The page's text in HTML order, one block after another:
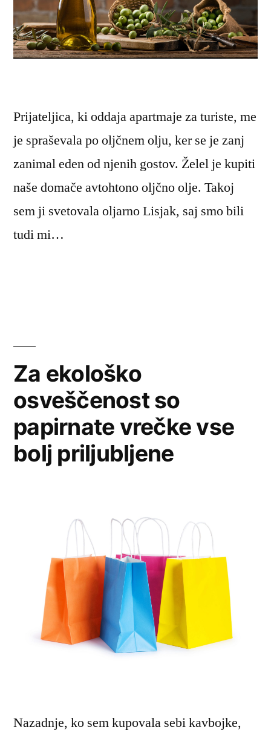
Prijateljica, ki oddaja apartmaje za turiste, me
je spraševala po oljčnem olju, ker se je zanj
zanimal eden od njenih gostov. Želel je kupiti
naše domače avtohtono oljčno olje. Takoj
sem ji svetovala oljarno Lisjak, saj smo bili
tudi mi…
Za ekološko
osveščenost so
papirnate vrečke vse
bolj priljubljene
Nazadnje, ko sem kupovala sebi kavbojke,